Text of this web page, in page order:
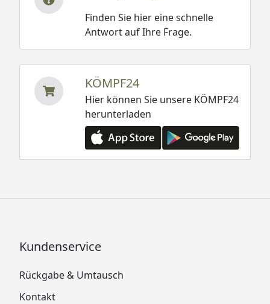
Finden Sie hier eine schnelle
Antwort auf Ihre Frage.
KÖMPF24
Hier können Sie unsere KÖMPF24
herunterladen
Kundenservice
Rückgabe & Umtausch
Kontakt